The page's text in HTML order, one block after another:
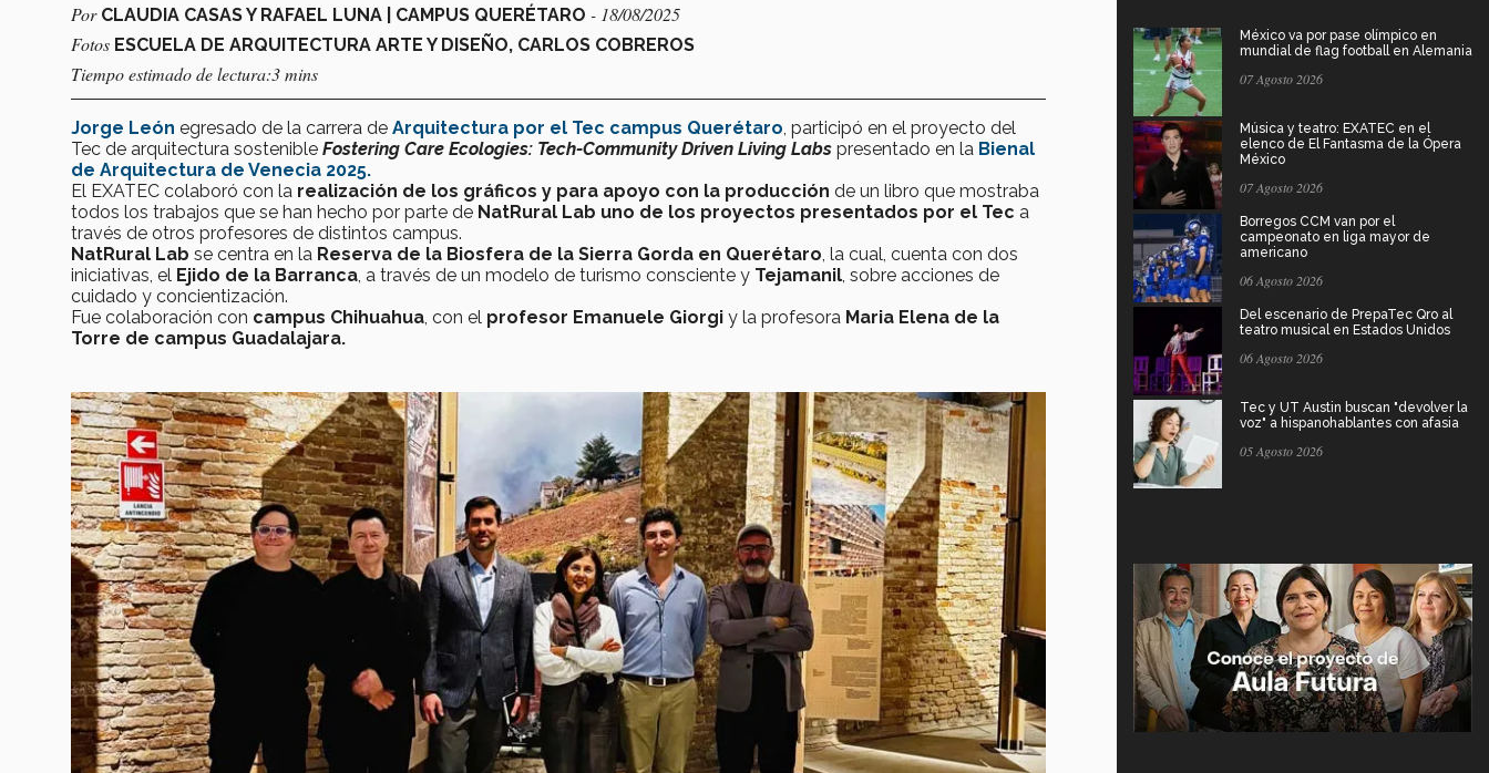
Por CLAUDIA CASAS Y RAFAEL LUNA | CAMPUS QUERÉTARO - 18/08/2025
Fotos ESCUELA DE ARQUITECTURA ARTE Y DISEÑO, CARLOS COBREROS
Tiempo estimado de lectura:3 mins
Jorge León egresado de la carrera de Arquitectura por el Tec campus Querétaro , participó en el proyecto del
Tec de arquitectura sostenible Fostering Care Ecologies: Tech-Community Driven Living Labs presentado en la Bienal
de Arquitectura de Venecia 2025.
El EXATEC colaboró con la realización de los gráficos y para apoyo con la producción de un libro que mostraba
todos los trabajos que se han hecho por parte de NatRural Lab uno de los proyectos presentados por el Tec a
través de otros profesores de distintos campus.
NatRural Lab se centra en la Reserva de la Biosfera de la Sierra Gorda en Querétaro , la cual, cuenta con dos
iniciativas, el Ejido de la Barranca , a través de un modelo de turismo consciente y Tejamanil , sobre acciones de
cuidado y concientización.
Fue colaboración con campus Chihuahua , con el profesor Emanuele Giorgi y la profesora Maria Elena de la
Torre de campus Guadalajara.
México va por pase olímpico en
mundial de flag football en Alemania
07 Agosto 2026
Música y teatro: EXATEC en el
elenco de El Fantasma de la Ópera
México
07 Agosto 2026
Borregos CCM van por el
campeonato en liga mayor de
americano
06 Agosto 2026
Del escenario de PrepaTec Qro al
teatro musical en Estados Unidos
06 Agosto 2026
Tec y UT Austin buscan "devolver la
voz" a hispanohablantes con afasia
05 Agosto 2026